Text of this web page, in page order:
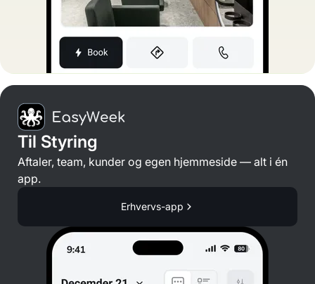
Til Styring
Aftaler, team, kunder og egen hjemmeside — alt i én
app.
Erhvervs-app